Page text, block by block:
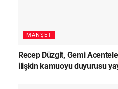
MANŞET
Recep Düzgit, Gemi
ilişkin kamuoyu duyurusu